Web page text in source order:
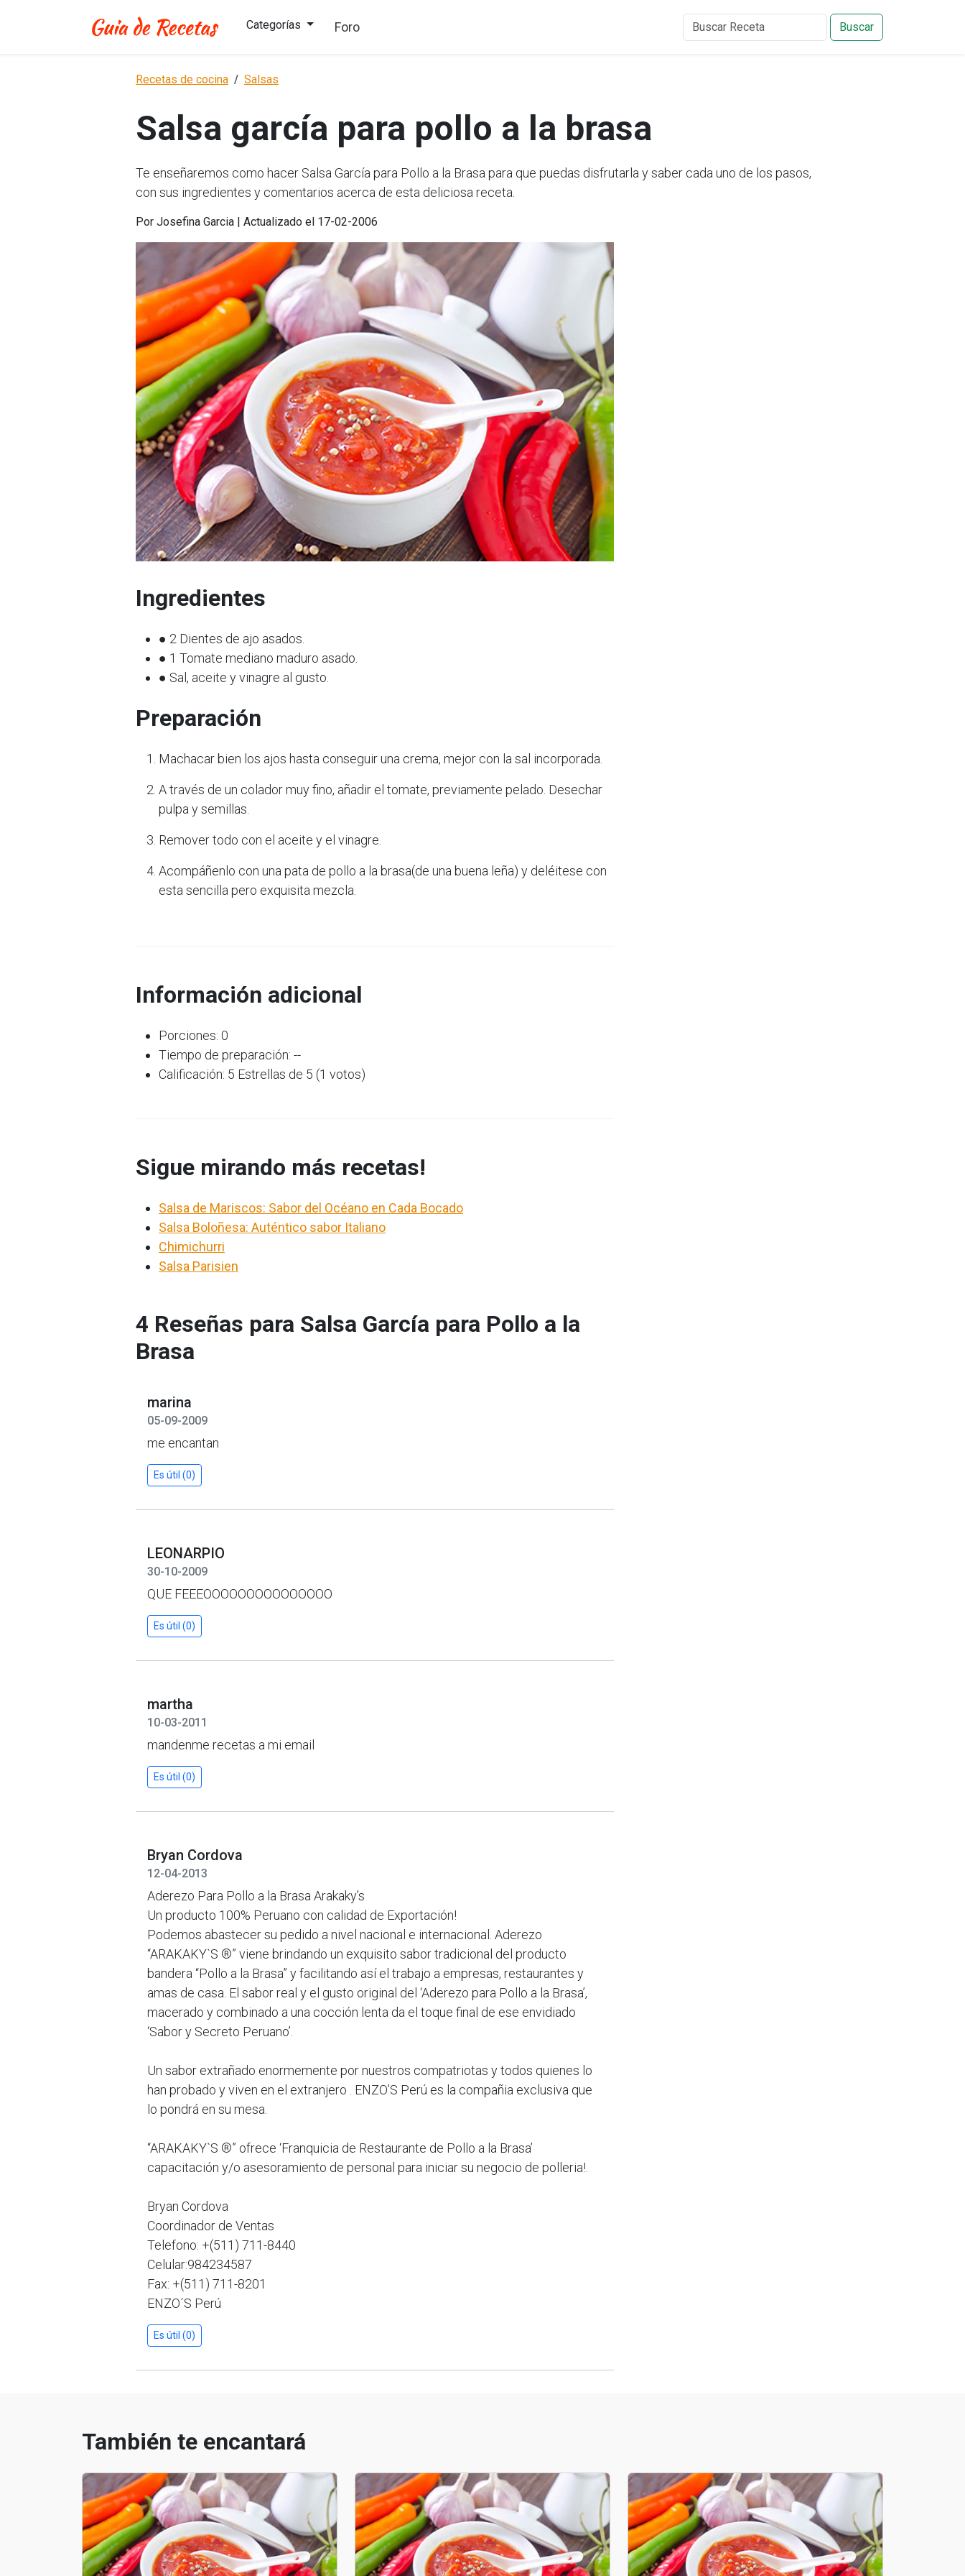
Categorías Foro Buscar
Recetas de cocina Salsas
Salsa garcía para pollo a la brasa
Te enseñaremos como hacer Salsa García para Pollo a la Brasa para que puedas disfrutarla y saber cada uno de los pasos,
con sus ingredientes y comentarios acerca de esta deliciosa receta.
Por Josefina Garcia | Actualizado el 17-02-2006
Ingredientes
● 2 Dientes de ajo asados.
● 1 Tomate mediano maduro asado.
● Sal, aceite y vinagre al gusto.
Preparación
Machacar bien los ajos hasta conseguir una crema, mejor con la sal incorporada.
A través de un colador muy fino, añadir el tomate, previamente pelado. Desechar
pulpa y semillas.
Remover todo con el aceite y el vinagre.
Acompáñenlo con una pata de pollo a la brasa(de una buena leña) y deléitese con
esta sencilla pero exquisita mezcla.
Información adicional
Porciones: 0
Tiempo de preparación: --
Calificación: 5 Estrellas de 5 (1 votos)
Sigue mirando más recetas!
Salsa de Mariscos: Sabor del Océano en Cada Bocado
Salsa Boloñesa: Auténtico sabor Italiano
Chimichurri
Salsa Parisien
4 Reseñas para Salsa García para Pollo a la
Brasa
marina
05-09-2009
me encantan
Es útil (0)
LEONARPIO
30-10-2009
QUE FEEEOOOOOOOOOOOOOOO
Es útil (0)
martha
10-03-2011
mandenme recetas a mi email
Es útil (0)
Bryan Cordova
12-04-2013
Aderezo Para Pollo a la Brasa Arakaky’s
Un producto 100% Peruano con calidad de Exportación!
Podemos abastecer su pedido a nivel nacional e internacional. Aderezo
“ARAKAKY`S ®” viene brindando un exquisito sabor tradicional del producto
bandera “Pollo a la Brasa” y facilitando así el trabajo a empresas, restaurantes y
amas de casa. El sabor real y el gusto original del ‘Aderezo para Pollo a la Brasa’,
macerado y combinado a una cocción lenta da el toque final de ese envidiado
‘Sabor y Secreto Peruano’.
Un sabor extrañado enormemente por nuestros compatriotas y todos quienes lo
han probado y viven en el extranjero . ENZO’S Perú es la compañia exclusiva que
lo pondrá en su mesa.
“ARAKAKY`S ®” ofrece ‘Franquicia de Restaurante de Pollo a la Brasa’
capacitación y/o asesoramiento de personal para iniciar su negocio de polleria!.
Bryan Cordova
Coordinador de Ventas
Telefono: +(511) 711-8440
Celular:984234587
Fax: +(511) 711-8201
ENZO´S Perú
Es útil (0)
También te encantará